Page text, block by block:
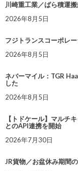
川崎重工業／ばら積運
2026年8月5日
フジトランスコーポレ
2026年8月5日
ネバーマイル：TGR
した
2026年8月5日
【トドケール】マルチ
とのAPI連携を開始
2026年7月30日
JR貨物／お盆休み期間